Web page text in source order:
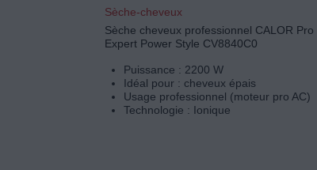
Sèche-cheveux
Sèche cheveux professionnel CALOR Pro
Expert Power Style CV8840C0
Puissance : 2200 W
Idéal pour : cheveux épais
Usage professionnel (moteur pro AC)
Technologie : Ionique